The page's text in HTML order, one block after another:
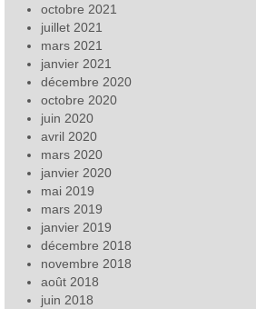
octobre 2021
juillet 2021
mars 2021
janvier 2021
décembre 2020
octobre 2020
juin 2020
avril 2020
mars 2020
janvier 2020
mai 2019
mars 2019
janvier 2019
décembre 2018
novembre 2018
août 2018
juin 2018